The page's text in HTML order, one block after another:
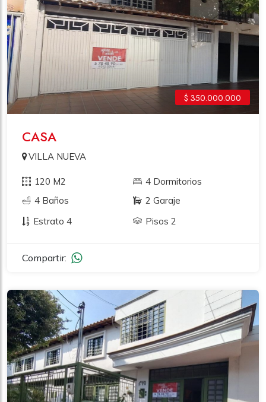
$ 350.000.000
CASA
VILLA NUEVA
120 M2
4 Dormitorios
4 Baños
2 Garaje
Estrato 4
Pisos 2
Compartir: